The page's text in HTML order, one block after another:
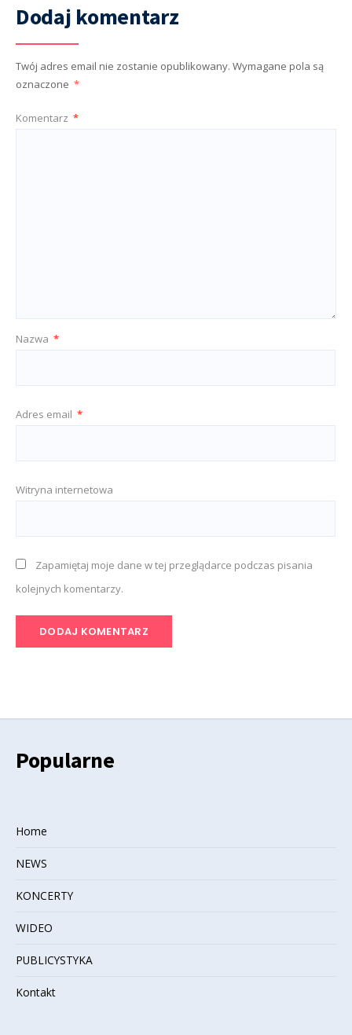
Dodaj komentarz
Twój adres email nie zostanie opublikowany. Wymagane pola są
oznaczone *
Komentarz *
Nazwa *
Adres email *
Witryna internetowa
Zapamiętaj moje dane w tej przeglądarce podczas pisania
kolejnych komentarzy.
Popularne
Home
NEWS
KONCERTY
WIDEO
PUBLICYSTYKA
Kontakt